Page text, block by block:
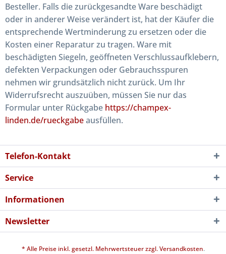
Besteller. Falls die zurückgesandte Ware beschädigt
oder in anderer Weise verändert ist, hat der Käufer die
entsprechende Wertminderung zu ersetzen oder die
Kosten einer Reparatur zu tragen. Ware mit
beschädigten Siegeln, geöffneten Verschlussaufklebern,
defekten Verpackungen oder Gebrauchsspuren
nehmen wir grundsätzlich nicht zurück. Um Ihr
Widerrufsrecht auszuüben, müssen Sie nur das
Formular unter Rückgabe https://champex-
linden.de/rueckgabeausfüllen.
Telefon-Kontakt
Service
Informationen
Newsletter
* Alle Preise inkl. gesetzl. Mehrwertsteuer zzgl.Versandkosten.